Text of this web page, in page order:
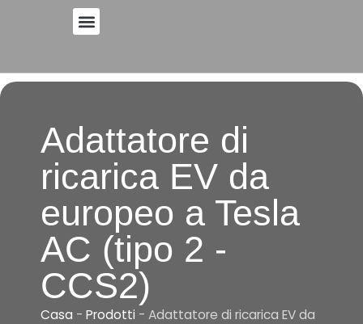
Adattatore di
ricarica EV da
europeo a Tesla
AC (tipo 2 -
CCS2)
Casa - Prodotti - Adattatore di ricarica EV da